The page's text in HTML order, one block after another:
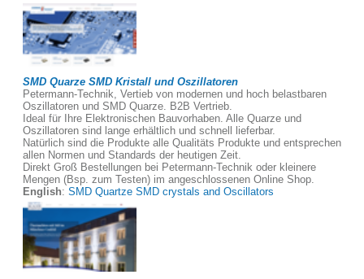
SMD Quarze SMD Kristall und Oszillatoren
Petermann-Technik, Vertieb von modernen und hoch belastbaren
Oszillatoren und SMD Quarze. B2B Vertrieb.
Ideal für Ihre Elektronischen Bauvorhaben. Alle Quarze und
Oszillatoren sind lange erhältlich und schnell lieferbar.
Natürlich sind die Produkte alle Qualitäts Produkte und entsprechen
allen Normen und Standards der heutigen Zeit.
Direkt Groß Bestellungen bei Petermann-Technik oder kleinere
Mengen (Bsp. zum Testen) im angeschlossenen Online Shop.
English: SMD Quartze SMD crystals and Oscillators